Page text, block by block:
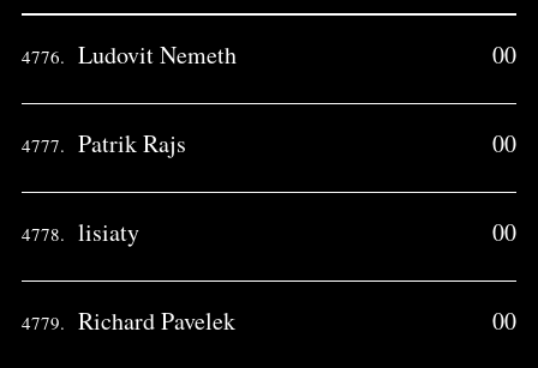
4776. Ludovit Nemeth 00
4777. Patrik Rajs 00
4778. lisiaty 00
4779. Richard Pavelek 00